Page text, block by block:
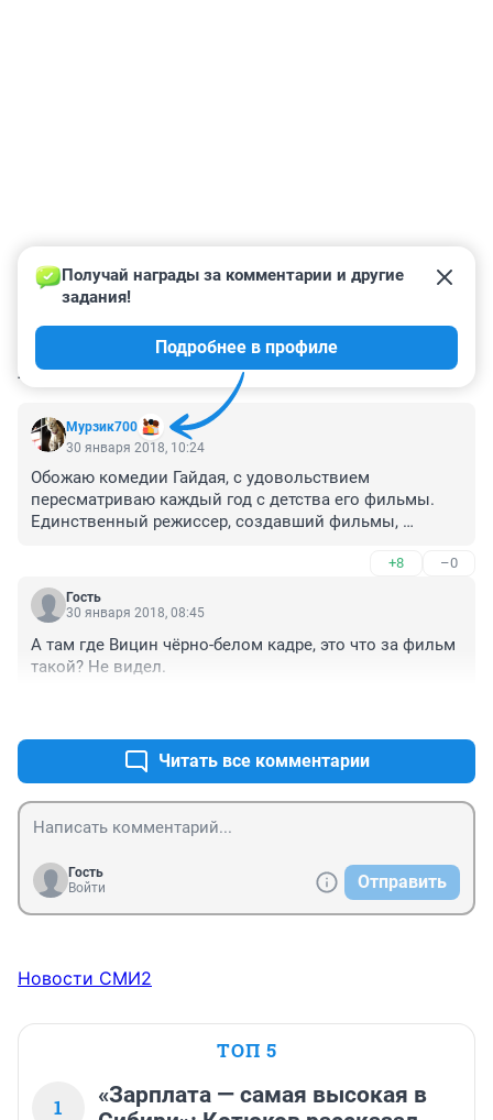
КОММЕНТАРИИ 6
Мурзик700
Получай награды за комментарии и другие
задания!
Подробнее в профиле
30 января 2018, 10:24
Обожаю комедии Гайдая, с удовольствием
пересматриваю каждый год с детства его фильмы.
Единственный режиссер, создавший фильмы,
они никогда не надоедят. Сейчас таких фильмов не
снимают, ни у нас ни за рубежом, к сожалению...
+8 –0
Гость
30 января 2018, 08:45
А там где Вицин чёрно-белом кадре, это что за фильм
такой? Не видел.
Читать все комментарии
Гость
Войти
Отправить
Новости СМИ2
ТОП 5
1
«Зарплата — самая высокая в